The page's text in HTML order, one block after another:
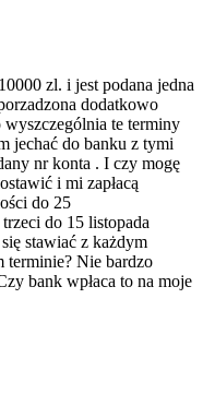
zl. i jest podana jedna
dodatkowo
te terminy
jechać do banku z tymi
nr konta . I czy mogę
i mi zapłacą
do 25
do 15 listopada
stawiać z każdym
terminie? Nie bardzo
bank wpłaca to na moje